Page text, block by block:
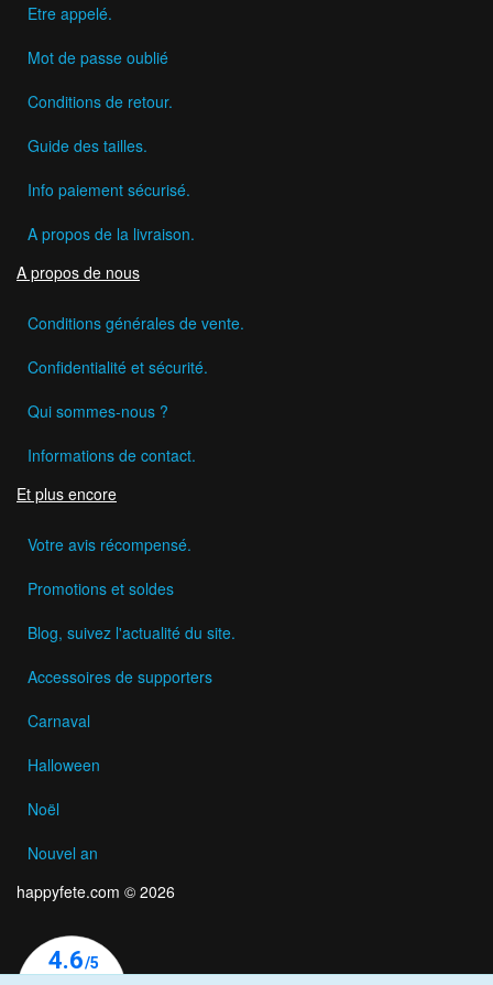
Etre appelé.
Mot de passe oublié
Conditions de retour.
Guide des tailles.
Info paiement sécurisé.
A propos de la livraison.
A propos de nous
Conditions générales de vente.
Confidentialité et sécurité.
Qui sommes-nous ?
Informations de contact.
Et plus encore
Votre avis récompensé.
Promotions et soldes
Blog, suivez l'actualité du site.
Accessoires de supporters
Carnaval
Halloween
Noël
Nouvel an
happyfete.com © 2026